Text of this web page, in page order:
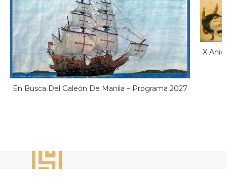
En Busca Del Galeón De Manila – Programa 2027
X